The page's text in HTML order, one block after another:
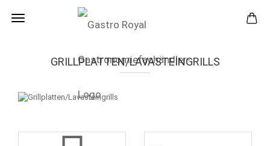
GRILLPLATTEN/LAVASTEINGRILLS